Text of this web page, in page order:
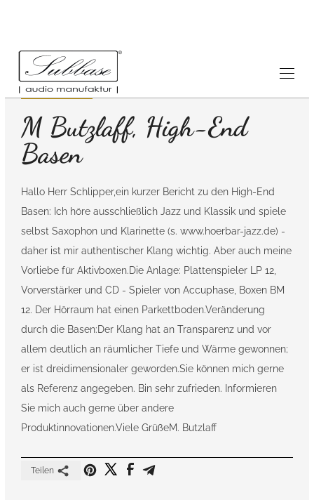
Referenzen 25.11.2006
M Butzlaff, High-End
Basen
Hallo Herr Schlipper,ein kurzer Bericht zu den High-End
Basen: Ich höre ausschließlich Jazz und Klassik und spiele
selbst Saxophon und Klarinette (s. www.hoerbar-jazz.de) -
daher ist mir authentischer Klang wichtig. Aber auch meine
Vorliebe für Aktivboxen.Die Anlage: Plattenspieler LP 12,
Vorverstärker und CD - Spieler von Accuphase, Boxen BM
12. Der Hörraum hat einen Parkettboden.Veränderung
durch die Basen:Der Klang hat an Transparenz und vor
allem deutlich an räumlicher Tiefe und Wärme gewonnen;
er ist dreidimensionaler geworden.Sie können mich gerne
als Referenz angegeben. Bin sehr zufrieden. Informieren
Sie mich auch gerne über andere
Produktinnovationen.Viele GrüßeM. Butzlaff
Teilen